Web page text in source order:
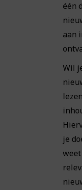
één
aan
Wil
je